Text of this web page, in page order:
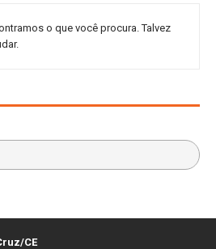
o que você procura. Talvez
CE